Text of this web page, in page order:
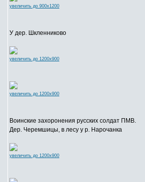
увеличить до 900x1200
У дер. Шкленниково
увеличить до 1200x900
увеличить до 1200x900
Воинские захоронения русских солдат ПМВ.
Дер. Черемшицы, в лесу у р. Нарочанка
увеличить до 1200x900